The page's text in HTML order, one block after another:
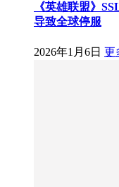
《英雄联盟》
导致全球停服
2026年1月6日 更